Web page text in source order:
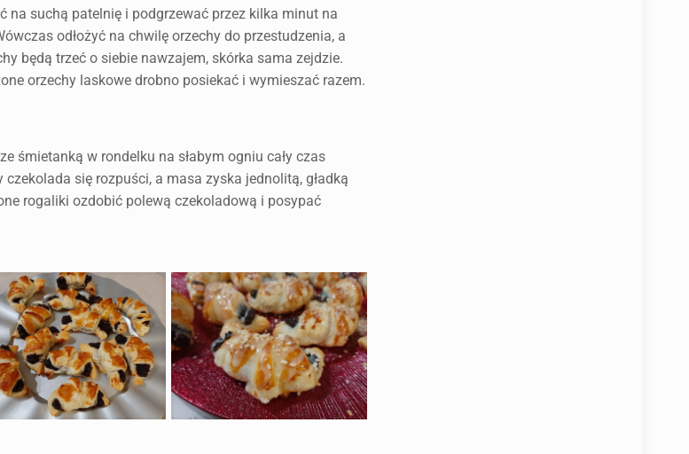
na suchą patelnię i podgrzewać przez kilka minut na
odłożyć na chwilę orzechy do przestudzenia, a
będą trzeć o siebie nawzajem, skórka sama zejdzie.
orzechy laskowe drobno posiekać i wymieszać razem.
śmietanką w rondelku na słabym ogniu cały czas
się rozpuści, a masa zyska jednolitą, gładką
rogaliki ozdobić polewą czekoladową i posypać